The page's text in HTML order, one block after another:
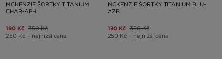
MCKENZIE ŠORTKY TITANIUM
CHAR-APH
190 Kč 350 Kč
250 Kč – nejnižší cena
MCKENZIE ŠORTKY TITANIUM BLU-
AZB
190 Kč 350 Kč
250 Kč – nejnižší cena